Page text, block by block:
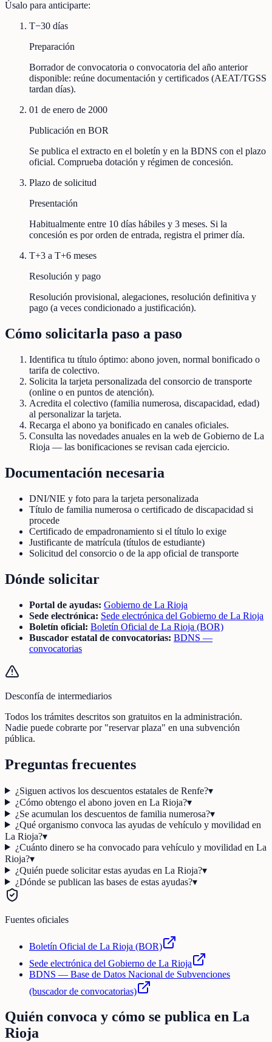
Úsalo para anticiparte:
T−30 días
Preparación
Borrador de convocatoria o convocatoria del año anterior
disponible: reúne documentación y certificados (AEAT/TGSS
tardan días).
01 de enero de 2000
Publicación en BOR
Se publica el extracto en el boletín y en la BDNS con el plazo
oficial. Comprueba dotación y régimen de concesión.
Plazo de solicitud
Presentación
Habitualmente entre 10 días hábiles y 3 meses. Si la
concesión es por orden de entrada, registra el primer día.
T+3 a T+6 meses
Resolución y pago
Resolución provisional, alegaciones, resolución definitiva y
pago (a veces condicionado a justificación).
Cómo solicitarla paso a paso
Identifica tu título óptimo: abono joven, normal bonificado o
tarifa de colectivo.
Solicita la tarjeta personalizada del consorcio de transporte
(online o en puntos de atención).
Acredita el colectivo (familia numerosa, discapacidad, edad)
al personalizar la tarjeta.
Recarga el abono ya bonificado en canales oficiales.
Consulta las novedades anuales en la web de Gobierno de La
Rioja — las bonificaciones se revisan cada ejercicio.
Documentación necesaria
DNI/NIE y foto para la tarjeta personalizada
Título de familia numerosa o certificado de discapacidad si
procede
Certificado de empadronamiento si el título lo exige
Justificante de matrícula (títulos de estudiante)
Solicitud del consorcio o de la app oficial de transporte
Dónde solicitar
Portal de ayudas: Gobierno de La Rioja
Sede electrónica: Sede electrónica del Gobierno de La Rioja
Boletín oficial: Boletín Oficial de La Rioja (BOR)
Buscador estatal de convocatorias: BDNS —
convocatorias
Desconfía de intermediarios
Todos los trámites descritos son gratuitos en la administración.
Nadie puede cobrarte por "reservar plaza" en una subvención
pública.
Preguntas frecuentes
¿Siguen activos los descuentos estatales de Renfe?▾
¿Cómo obtengo el abono joven en La Rioja?▾
¿Se acumulan los descuentos de familia numerosa?▾
¿Qué organismo convoca las ayudas de vehículo y movilidad en
La Rioja?▾
¿Cuánto dinero se ha convocado para vehículo y movilidad en La
Rioja?▾
¿Quién puede solicitar estas ayudas en La Rioja?▾
¿Dónde se publican las bases de estas ayudas?▾
Fuentes oficiales
Boletín Oficial de La Rioja (BOR)
Sede electrónica del Gobierno de La Rioja
BDNS — Base de Datos Nacional de Subvenciones
(buscador de convocatorias)
Quién convoca y cómo se publica en La
Rioja